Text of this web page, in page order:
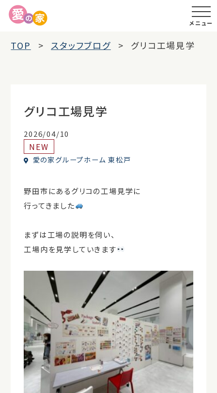
メニュー
TOP スタッフブログ グリコ工場見学
グリコ工場見学
2026/04/10
NEW
愛の家グループホーム 東松戸
野田市にあるグリコの工場見学に
行ってきました
まずは工場の説明を伺い、
工場内を見学していきます